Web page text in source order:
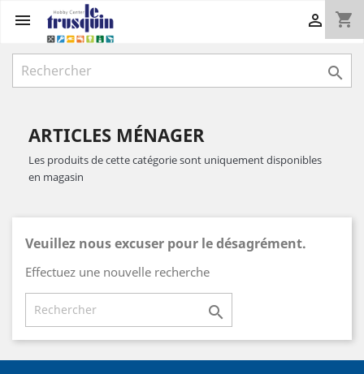
 shopping_cart


ARTICLES MÉNAGER
Les produits de cette catégorie sont uniquement disponibles
en magasin
Veuillez nous excuser pour le désagrément.
Effectuez une nouvelle recherche
